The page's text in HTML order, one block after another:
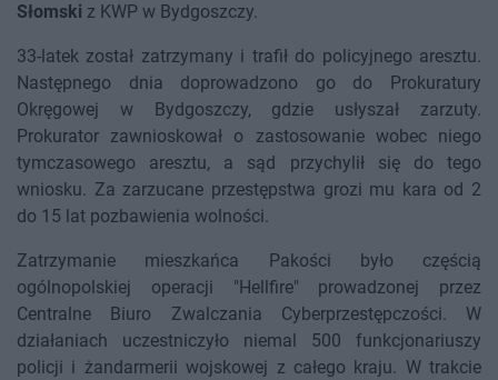
Słomski z KWP w Bydgoszczy.
33-latek został zatrzymany i trafił do policyjnego aresztu.
Następnego dnia doprowadzono go do Prokuratury
Okręgowej w Bydgoszczy, gdzie usłyszał zarzuty.
Prokurator zawnioskował o zastosowanie wobec niego
tymczasowego aresztu, a sąd przychylił się do tego
wniosku. Za zarzucane przestępstwa grozi mu kara od 2
do 15 lat pozbawienia wolności.
Zatrzymanie mieszkańca Pakości było częścią
ogólnopolskiej operacji "Hellfire" prowadzonej przez
Centralne Biuro Zwalczania Cyberprzestępczości. W
działaniach uczestniczyło niemal 500 funkcjonariuszy
policji i żandarmerii wojskowej z całego kraju. W trakcie